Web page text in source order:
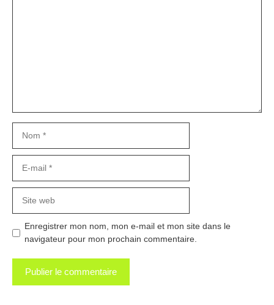
mail
web
Enregistrer mon nom, mon e-mail et mon site dans le
navigateur pour mon prochain commentaire.